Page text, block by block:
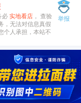
必实地看店 ， 查验
，无法对信息真假
个人承担，本站不
举报